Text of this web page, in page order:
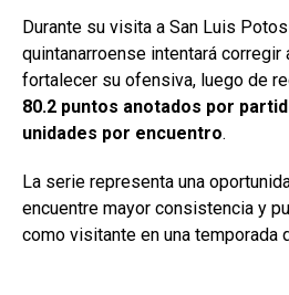
Durante su visita a San Luis
quintanarroense intentará
fortalecer su ofensiva, luego de
80.2 puntos anotados por
unidades por encuentro.
La serie representa una
encuentre mayor consistencia y
como visitante en una temporada